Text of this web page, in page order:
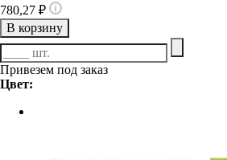
780,27 ₽
В корзину
Привезем под заказ
Цвет: